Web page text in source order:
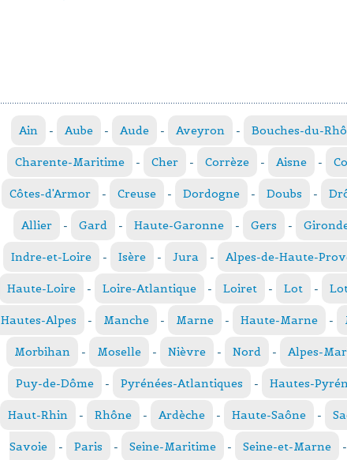
Ain - Aube - Aude - Aveyron - Bouches-du-
Charente-Maritime - Cher - Corrèze - Aisne -
Côtes-d'Armor - Creuse - Dordogne - Doubs -
Allier - Gard - Haute-Garonne - Gers -
Indre-et-Loire - Isère - Jura - Alpes-de-Haute-
Haute-Loire - Loire-Atlantique - Loiret - Lot -
Hautes-Alpes - Manche - Marne - Haute-Marne -
Morbihan - Moselle - Nièvre - Nord - Alpes-
Puy-de-Dôme - Pyrénées-Atlantiques - Hautes-
Haut-Rhin - Rhône - Ardèche - Haute-Saône -
Savoie - Paris - Seine-Maritime - Seine-et-Marne -